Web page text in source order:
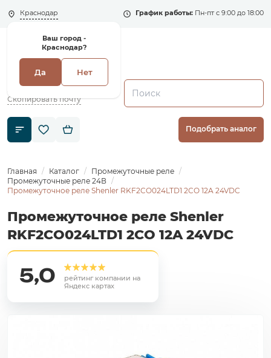
Краснодар
Ваш город -
Краснодар?
Да Нет
График работы: Пн-пт с 9:00 до 18:00
Скопировать почту
Подобрать аналог
Главная Каталог
Промежуточные реле
Промежуточные реле 24В
Промежуточное реле Shenler RKF2CO024LTD1 2CO 12A 24VDC
Промежуточное реле Shenler
RKF2CO024LTD1 2CO 12A 24VDC
5,0
рейтинг компании на
Яндекс картах